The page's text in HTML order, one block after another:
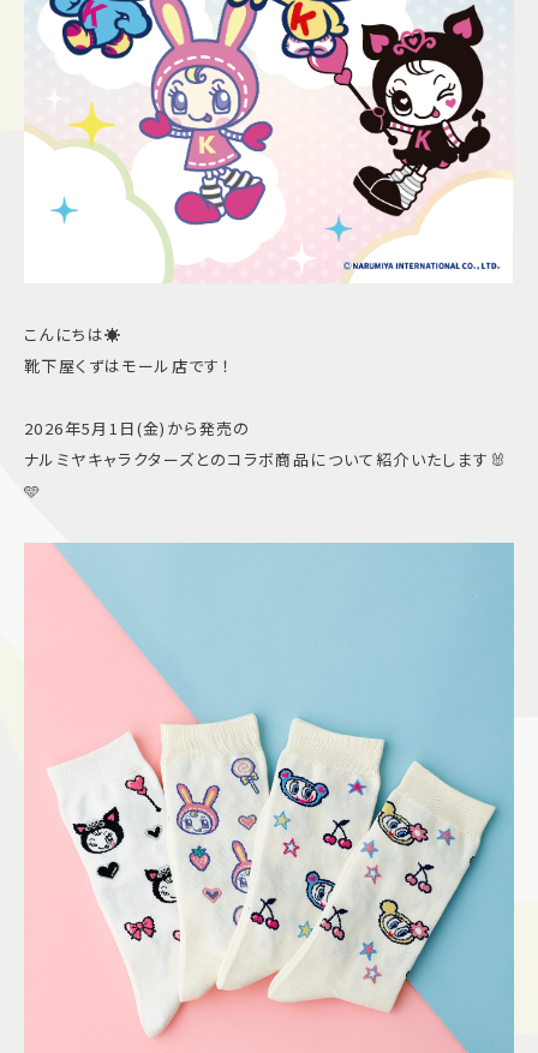
Follow US
こんにちは☀️
靴下屋くずはモール店です！
2026年5月1日(金)から発売の
ナルミヤキャラクターズとのコラボ商品について紹介いたします🐰
🩵